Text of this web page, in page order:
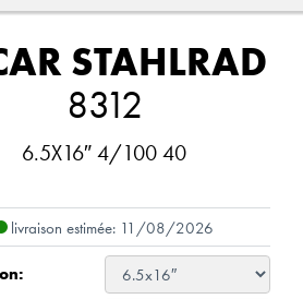
STAHLRAD
8312
6.5X16″ 4/100 40
livraison estimée: 11/08/2026